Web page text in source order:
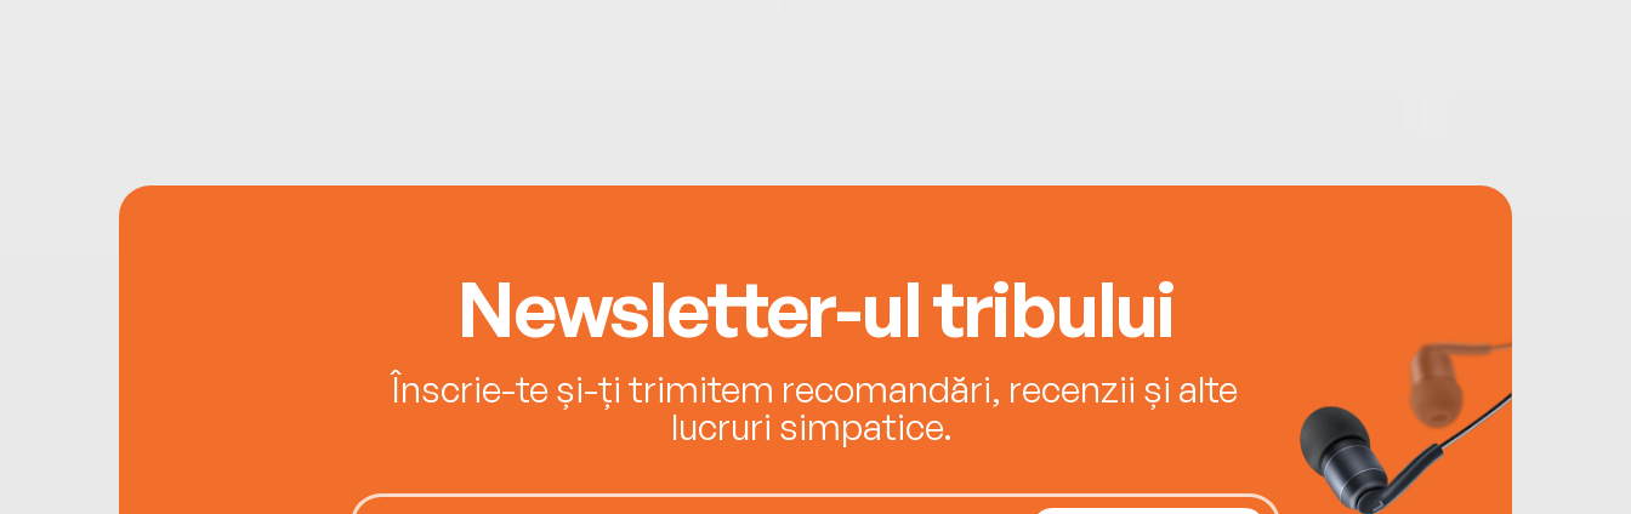
Newsletter-ul tribului
Înscrie-te și-ți trimitem recomandări, recenzii și alte
lucruri simpatice.